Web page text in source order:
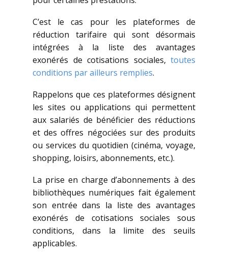
C’est le cas pour les plateformes de
réduction tarifaire qui sont désormais
intégrées à la liste des avantages
exonérés de cotisations sociales, toutes
conditions par ailleurs remplies.
Rappelons que ces plateformes désignent
les sites ou applications qui permettent
aux salariés de bénéficier des réductions
et des offres négociées sur des produits
ou services du quotidien (cinéma, voyage,
shopping, loisirs, abonnements, etc.).
La prise en charge d’abonnements à des
bibliothèques numériques fait également
son entrée dans la liste des avantages
exonérés de cotisations sociales sous
conditions, dans la limite des seuils
applicables.